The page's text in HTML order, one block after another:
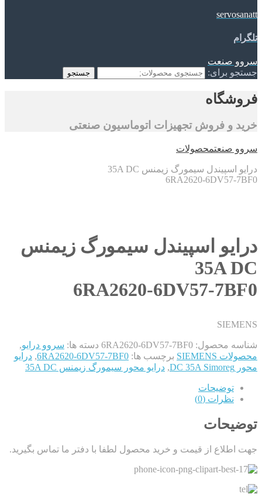
servosanatt
تلگرام
سروو صنعت
جستجو برای:
جستجو
فروشگاه
خرید و فروش تجهیزات اتوماسیون صنعتی
سروو صنعتمحصولات
درایو اسپیندل سیمورگ زیمنس 35A DC
6RA2620-6DV57-7BF0
درایو اسپیندل سیمورگ زیمنس
35A DC
6RA2620-6DV57-7BF0
SIEMENS
شناسه محصول: 6RA2620-6DV57-7BF0 دسته ها: سروو درایو,
محصولات SIEMENS
برچسب ها: 6RA2620-6DV57-7BF0
, درایو
محور DC 35A Simoreg
, درایو محور سیمورگ زیمنس 35A DC
توضیحات
نظرات (0)
توضیحات
جهت اطلاع از قیمت و خرید محصول لطفا با دفتر ما تماس بگیرید.